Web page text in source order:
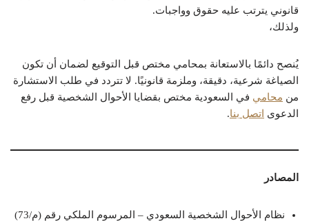
قانوني يترتب عليه حقوق وواجبات.
ولذلك،
يُنصح دائمًا بالاستعانة بمحامي مختص قبل التوقيع لضمان أن تكون
الصياغة شرعية، دقيقة، وملزمة قانونيًا. لا تتردد في طلب الاستشارة
من محامي في السعودية مختص بقضايا الأحوال الشخصية قبل رفع
الدعوى اتصل بنا.
المصادر
نظام الأحوال الشخصية السعودي – المرسوم الملكي رقم (م/73)